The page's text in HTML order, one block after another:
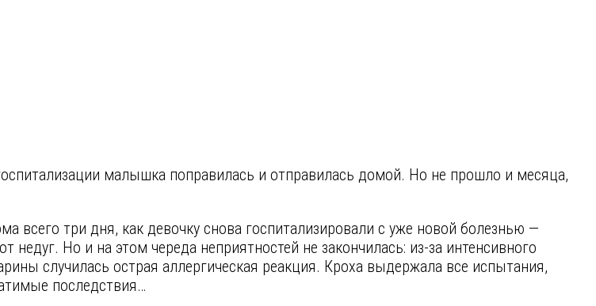
малышка поправилась и отправилась домой. Но не прошло и месяца,
три дня, как девочку снова госпитализировали с уже новой болезнью —
Но и на этом череда неприятностей не закончилась: из-за интенсивного
случилась острая аллергическая реакция. Кроха выдержала все испытания,
последствия…